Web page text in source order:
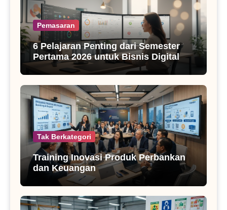
Pemasaran
6 Pelajaran Penting dari Semester
Pertama 2026 untuk Bisnis Digital
Tak Berkategori
Training Inovasi Produk Perbankan
dan Keuangan